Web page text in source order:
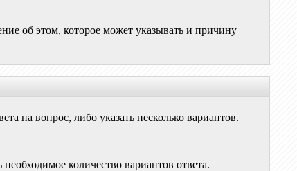
об этом, которое может указывать и причину
на вопрос, либо указать несколько вариантов.
количество вариантов ответа.